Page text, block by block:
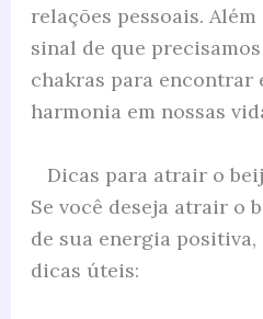
relações pessoais.
sinal de que
chakras para encontrar
harmonia em nossas
Dicas para atrair o
Se você deseja atrair o
de sua energia
dicas úteis: